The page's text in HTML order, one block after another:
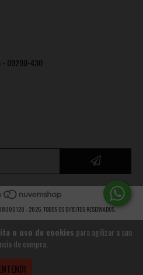
o uso de cookies para agilizar a sua
de compra.
- 09290-430
- 2026. TODOS OS DIREITOS RESERVADOS.